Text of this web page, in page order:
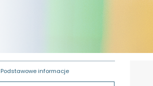
Podstawowe informacje